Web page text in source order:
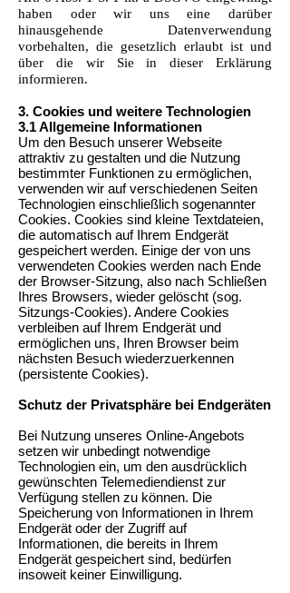
haben oder wir uns eine darüber
hinausgehende Datenverwendung
vorbehalten, die gesetzlich erlaubt ist und
über die wir Sie in dieser Erklärung
informieren.
3. Cookies und weitere Technologien
3.1 Allgemeine Informationen
Um den Besuch unserer Webseite
attraktiv zu gestalten und die Nutzung
bestimmter Funktionen zu ermöglichen,
verwenden wir auf verschiedenen Seiten
Technologien einschließlich sogenannter
Cookies. Cookies sind kleine Textdateien,
die automatisch auf Ihrem Endgerät
gespeichert werden. Einige der von uns
verwendeten Cookies werden nach Ende
der Browser-Sitzung, also nach Schließen
Ihres Browsers, wieder gelöscht (sog.
Sitzungs-Cookies). Andere Cookies
verbleiben auf Ihrem Endgerät und
ermöglichen uns, Ihren Browser beim
nächsten Besuch wiederzuerkennen
(persistente Cookies).
Schutz der Privatsphäre bei Endgeräten
Bei Nutzung unseres Online-Angebots
setzen wir unbedingt notwendige
Technologien ein, um den ausdrücklich
gewünschten Telemediendienst zur
Verfügung stellen zu können. Die
Speicherung von Informationen in Ihrem
Endgerät oder der Zugriff auf
Informationen, die bereits in Ihrem
Endgerät gespeichert sind, bedürfen
insoweit keiner Einwilligung.